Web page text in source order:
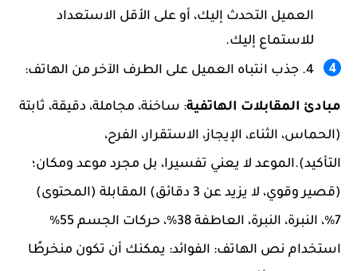
العميل التحدث إليك، أو على الأقل الاستعداد
للاستماع إليك.
جذب انتباه العميل على الطرف الآخر من الهاتف:
مبادئ المقابلات الهاتفية: ساخنة، مجاملة، دقيقة، ثابتة
(الحماس، الثناء، الإيجاز، الاستقرار، الفرح،
التأكيد).الموعد لا يعني تفسيرا، بل مجرد موعد ومكان؛
(قصير وقوي، لا يزيد عن 3 دقائق) المقابلة (المحتوى)
7%، النبرة، النبرة، العاطفة 38%، حركات الجسم 55%
استخدام نص الهاتف: الفوائد: يمكنك أن تكون منخرطًا